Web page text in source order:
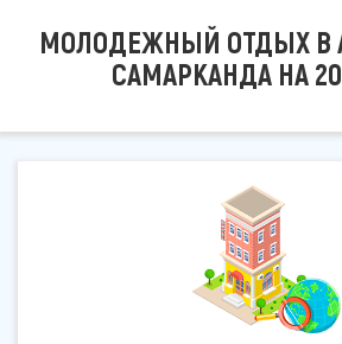
МОЛОДЕЖНЫЙ ОТДЫХ В
САМАРКАНДА НА